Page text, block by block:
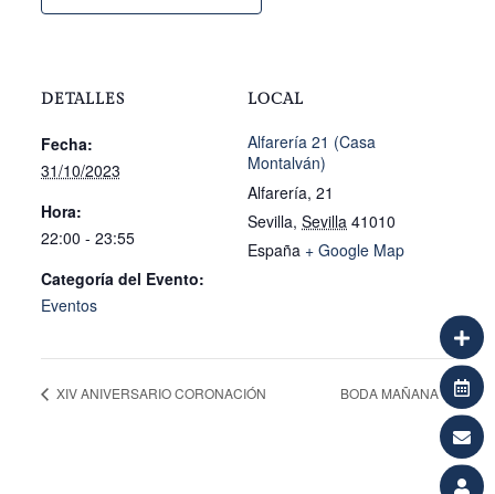
DETALLES
Fecha:
31/10/2023
Hora:
22:00 - 23:55
Categoría del Evento:
Eventos
LOCAL
Alfarería 21 (Casa
Montalván)
Alfarería, 21
Sevilla, Sevilla 41010
España + Google Map
XIV ANIVERSARIO CORONACIÓN BODA MAÑANA